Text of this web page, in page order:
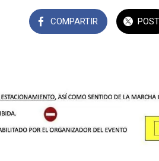
COMPARTIR POST